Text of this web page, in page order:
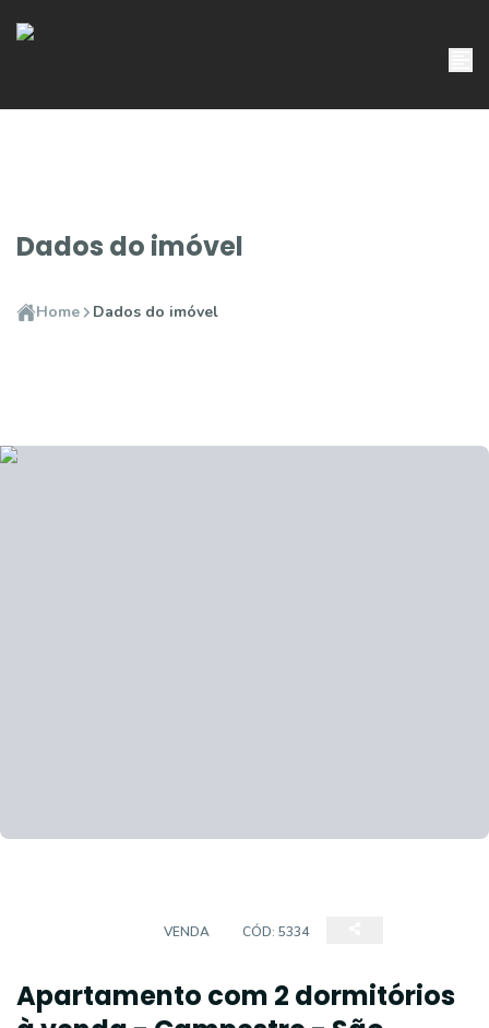
Dados do imóvel
Home Dados do imóvel
VENDA CÓD: 5334
Apartamento com 2 dormitórios